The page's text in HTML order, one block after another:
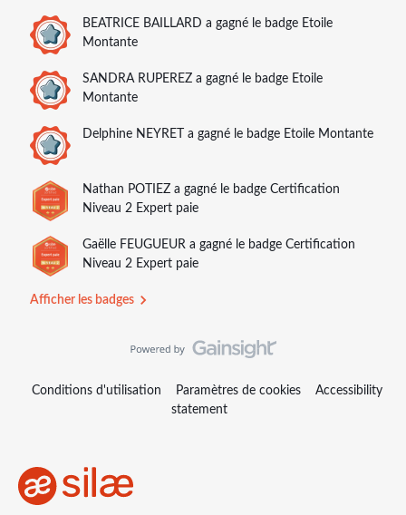
BEATRICE BAILLARD a gagné le badge Etoile
Montante
SANDRA RUPEREZ a gagné le badge Etoile
Montante
Delphine NEYRET a gagné le badge Etoile Montante
Nathan POTIEZ a gagné le badge Certification
Niveau 2 Expert paie
Gaëlle FEUGUEUR a gagné le badge Certification
Niveau 2 Expert paie
Afficher les badges
Conditions d'utilisation Paramètres de cookies
Accessibility
statement